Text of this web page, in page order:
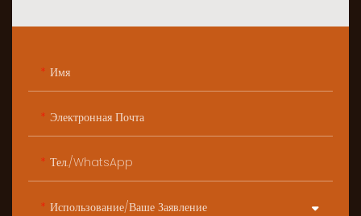
Имя
Электронная Почта
Тел./WhatsApp
Использование/ваше Заявление